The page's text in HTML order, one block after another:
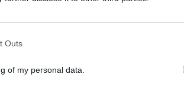
Outs
of my personal data.